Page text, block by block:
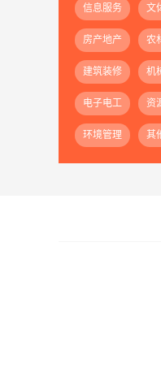
信息服务 文
房产地产 农
建筑装修 机
电子电工 资
环境管理 其